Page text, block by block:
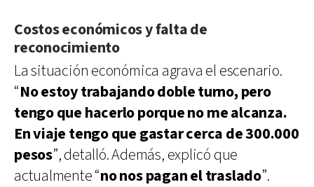
Costos económicos y falta de
reconocimiento
La situación económica agrava el escenario.
“No estoy trabajando doble turno, pero
tengo que hacerlo porque no me alcanza.
En viaje tengo que gastar cerca de 300.000
pesos”, detalló. Además, explicó que
actualmente “no nos pagan el traslado”.